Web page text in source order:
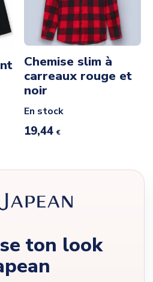
Chemise slim à
carreaux rouge et
noir
En stock
19,44 €
ton look